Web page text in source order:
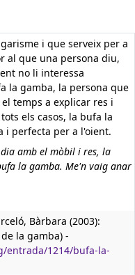
i que serveix per a
al que una persona diu,
no li interessa
la gamba, la persona que
temps a explicar res i
els casos, la bufa la
i perfecta per a l'oient.
amb el mòbil i res, la
la gamba. Me'n vaig anar
Bàrbara (2003):
la gamba) -
entrada/1214/bufa-la-